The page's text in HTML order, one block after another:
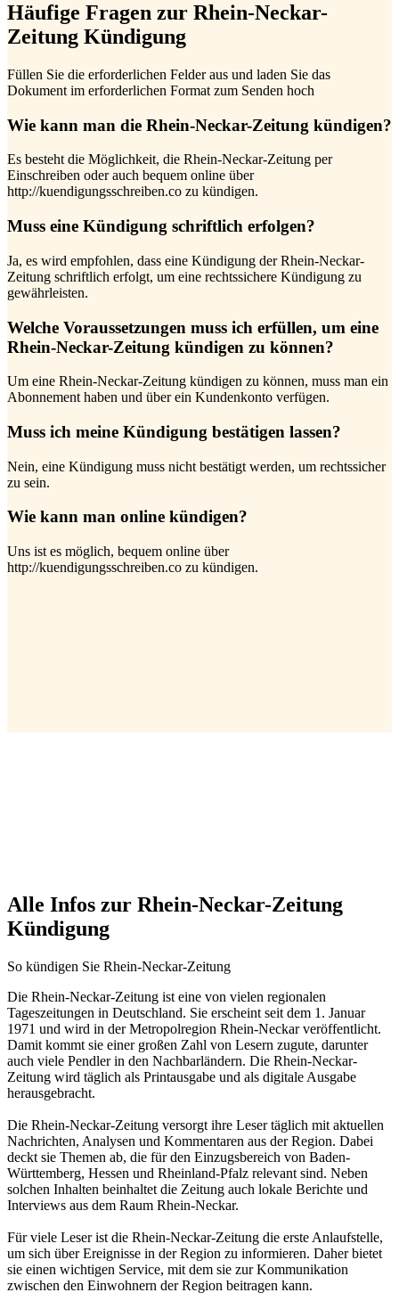
Häufige Fragen zur Rhein-Neckar-
Zeitung Kündigung
Füllen Sie die erforderlichen Felder aus und laden Sie das
Dokument im erforderlichen Format zum Senden hoch
Wie kann man die Rhein-Neckar-Zeitung kündigen?
Es besteht die Möglichkeit, die Rhein-Neckar-Zeitung per
Einschreiben oder auch bequem online über
http://kuendigungsschreiben.co zu kündigen.
Muss eine Kündigung schriftlich erfolgen?
Ja, es wird empfohlen, dass eine Kündigung der Rhein-Neckar-
Zeitung schriftlich erfolgt, um eine rechtssichere Kündigung zu
gewährleisten.
Welche Voraussetzungen muss ich erfüllen, um eine
Rhein-Neckar-Zeitung kündigen zu können?
Um eine Rhein-Neckar-Zeitung kündigen zu können, muss man ein
Abonnement haben und über ein Kundenkonto verfügen.
Muss ich meine Kündigung bestätigen lassen?
Nein, eine Kündigung muss nicht bestätigt werden, um rechtssicher
zu sein.
Wie kann man online kündigen?
Uns ist es möglich, bequem online über
http://kuendigungsschreiben.co zu kündigen.
Alle Infos zur Rhein-Neckar-Zeitung
Kündigung
So kündigen Sie Rhein-Neckar-Zeitung
Die Rhein-Neckar-Zeitung ist eine von vielen regionalen
Tageszeitungen in Deutschland. Sie erscheint seit dem 1. Januar
1971 und wird in der Metropolregion Rhein-Neckar veröffentlicht.
Damit kommt sie einer großen Zahl von Lesern zugute, darunter
auch viele Pendler in den Nachbarländern. Die Rhein-Neckar-
Zeitung wird täglich als Printausgabe und als digitale Ausgabe
herausgebracht.
Die Rhein-Neckar-Zeitung versorgt ihre Leser täglich mit aktuellen
Nachrichten, Analysen und Kommentaren aus der Region. Dabei
deckt sie Themen ab, die für den Einzugsbereich von Baden-
Württemberg, Hessen und Rheinland-Pfalz relevant sind. Neben
solchen Inhalten beinhaltet die Zeitung auch lokale Berichte und
Interviews aus dem Raum Rhein-Neckar.
Für viele Leser ist die Rhein-Neckar-Zeitung die erste Anlaufstelle,
um sich über Ereignisse in der Region zu informieren. Daher bietet
sie einen wichtigen Service, mit dem sie zur Kommunikation
zwischen den Einwohnern der Region beitragen kann.